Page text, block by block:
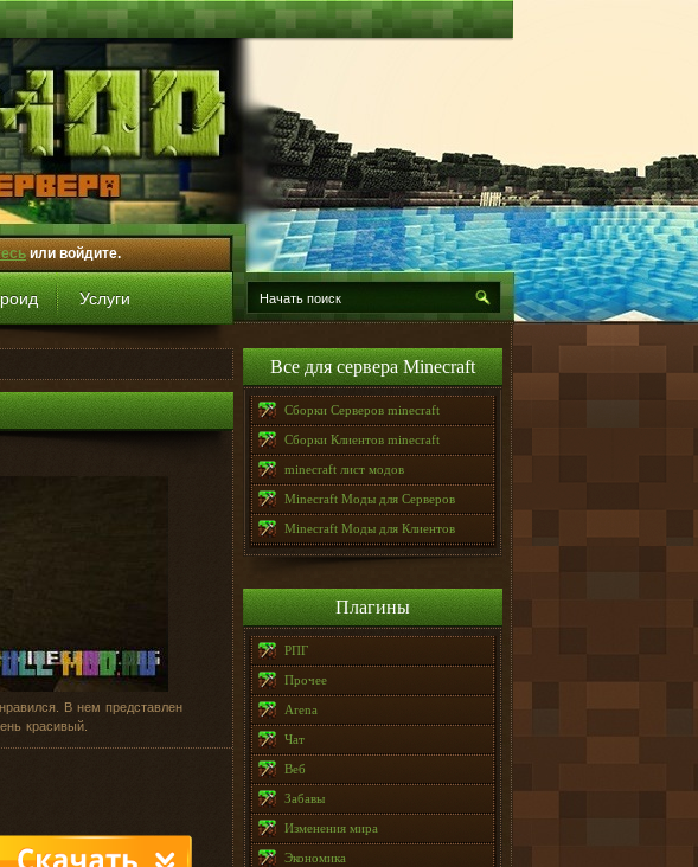
или войдите.
Услуги
Все для сервера Minecraft
Сборки Серверов minecraft
Сборки Клиентов minecraft
minecraft лист модов
Minecraft Моды для Серверов
Minecraft Моды для Клиентов
Плагины
РПГ
Прочее
Arena
Чат
Веб
Забавы
Изменения мира
Экономика
В нем представлен
красивый.